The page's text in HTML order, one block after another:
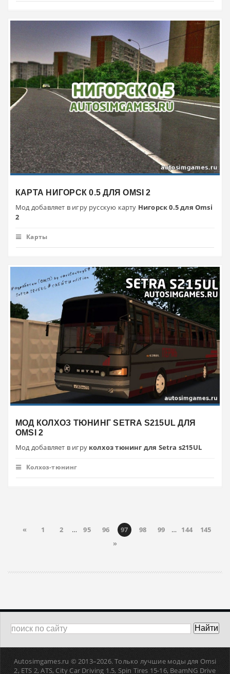
КАРТА НИГОРСК 0.5 ДЛЯ OMSI 2
Мод добавляет в игру русскую карту Нигорск 0.5 для Omsi
2
Карты
МОД КОЛХОЗ ТЮНИНГ SETRA S215UL ДЛЯ
OMSI 2
Мод добавляет в игру колхоз тюнинг для Setra s215UL
Колхоз-тюнинг
« 1 2 … 95 96 97 98 99 … 144
145
»
Autosimgames.ru © 2013–2026. Только лучшие моды для Omsi
2, ETS 2, ATS, Сity Car Driving 1.5, Spin Tires 15-16, BeamNG Drive